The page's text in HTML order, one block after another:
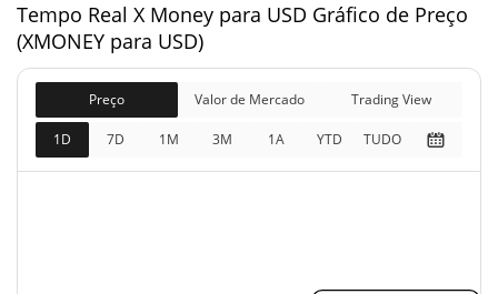
X Money Capitalização de mercado
Capitalização de
mercado
$234,557
3.72%
Totalmente diluído
Limite de mercado
$234,557
1.57%
Tempo Real X Money para USD Gráfico de Preço
(XMONEY para USD)
Preço Valor de Mercado Trading View
1D 7D 1M 3M 1A YTD TUDO